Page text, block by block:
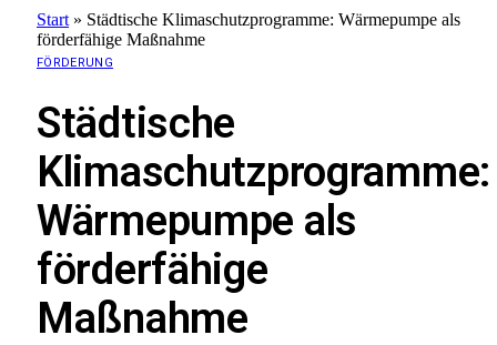
Start » Städtische Klimaschutzprogramme: Wärmepumpe als
förderfähige Maßnahme
FÖRDERUNG
Städtische
Klimaschutzprogramme:
Wärmepumpe als
förderfähige
Maßnahme